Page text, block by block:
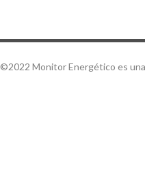
©2022 Monitor Energético es